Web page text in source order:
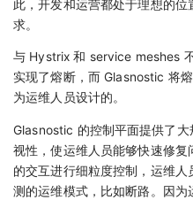
此，开发和运营都处于理想的
求。
与 Hystrix 和 service meshes
实现了熔断，而 Glasnostic 将
为运维人员设计的。
Glasnostic 的控制平面提供了
视性，使运维人员能够快速修
的交互进行细粒度控制，运维
测的运维模式，比如断路。因